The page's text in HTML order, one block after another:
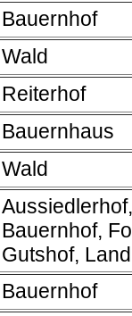
Bauernhof
Wald
Reiterhof
Bauernhaus
Wald
Bauernhof,
Gutshof,
Bauernhof